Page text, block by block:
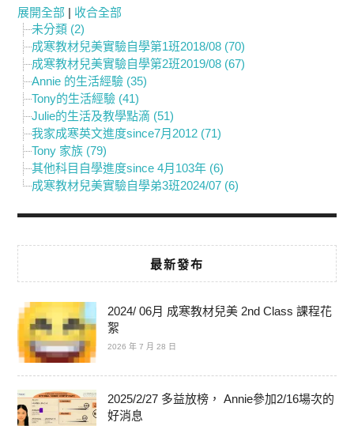
展開全部 | 收合全部
未分類 (2)
成寒教材兒美實驗自學第1班2018/08 (70)
成寒教材兒美實驗自學第2班2019/08 (67)
Annie 的生活經驗 (35)
Tony的生活經驗 (41)
Julie的生活及教學點滴 (51)
我家成寒英文進度since7月2012 (71)
Tony 家族 (79)
其他科目自學進度since 4月103年 (6)
成寒教材兒美實驗自學弟3班2024/07 (6)
最新發布
2024/ 06月 成寒教材兒美 2nd Class 課程花
絮
2026 年 7 月 28 日
2025/2/27 多益放榜， Annie參加2/16場次的
好消息